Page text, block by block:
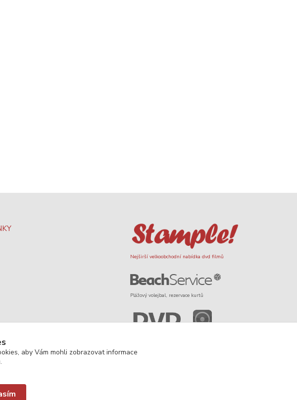
Nejširší velkoobchodní nabídka dvd filmů
Plážový volejbal, rezervace kurtů
aby Vám mohli zobrazovat informace